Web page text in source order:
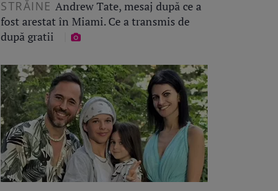
STRĂINE Andrew Tate, mesaj după ce a
fost arestat în Miami. Ce a transmis de
după gratii